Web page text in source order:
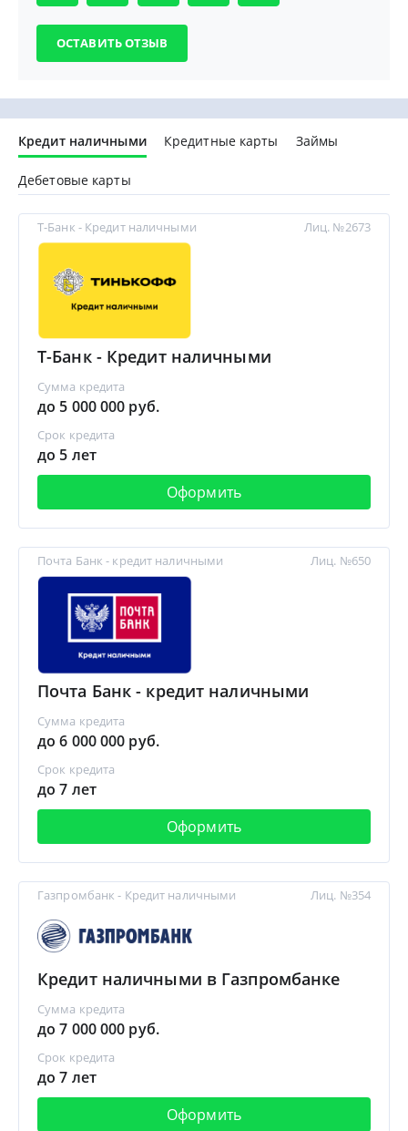
Кредит наличными Кредитные карты Займы
Дебетовые карты
Т-Банк - Кредит наличными
Т-Банк - Кредит наличными
Сумма кредита
до 5 000 000 руб.
Срок кредита
до 5 лет
Оформить
Лиц. №2673
Почта Банк - кредит наличными
Почта Банк - кредит наличными
Сумма кредита
до 6 000 000 руб.
Срок кредита
до 7 лет
Оформить
Лиц. №650
Газпромбанк - Кредит наличными
Кредит наличными в Газпромбанке
Сумма кредита
до 7 000 000 руб.
Срок кредита
до 7 лет
Оформить
Лиц. №354